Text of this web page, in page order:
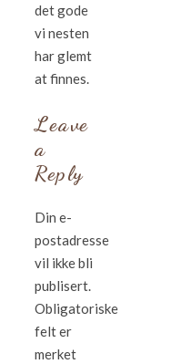
det gode
vi nesten
har glemt
at finnes.
Leave
a
Reply
Din e-
postadresse
vil ikke bli
publisert.
Obligatoriske
felt er
merket